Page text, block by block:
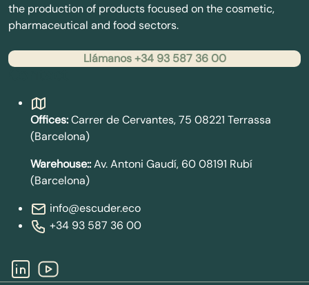
the production of products focused on the cosmetic,
pharmaceutical and food sectors.
Llámanos +34 93 587 36 00
Offices:Carrer de Cervantes, 75 08221 Terrassa
(Barcelona)
Warehouse::Av. Antoni Gaudí, 60 08191 Rubí
(Barcelona)
info@escuder.eco
+34 93 587 36 00